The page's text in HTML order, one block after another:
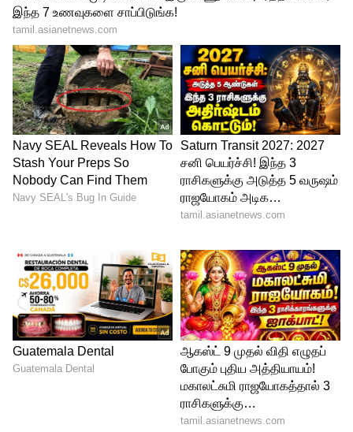
அவங்க கவனத்தையும் சிதறடிக்க
Related Articles
Car AC | கார் ஏசி கூலிங் பத்தலையா?
இந்த 5 டிப்ஸ் ஃபாலோ பண்ணுங்க !
சில்லுன்னு இருக்கும் !
ஏசி இல்லாமலேயே ஜில்லுனு
தூங்கலாம்.! கோடைக்காலத்திற்கு ஏற்ற
3
3